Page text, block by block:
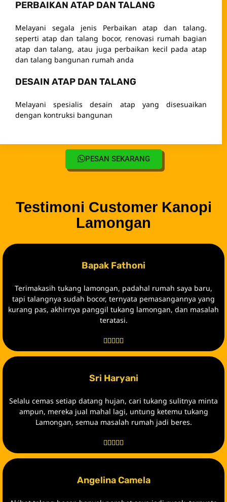
Testimoni Customer Kanopi
Lamongan
Terimakasih tukang lamongan, padahal rumah saya baru,
teratasi.

Sri Haryani
Selalu cemas setiap datang hujan, cari tukang sulitnya minta
ampun, mereka jual mahal lagi, untung ketemu tukang
Angelina Camela
desain talang rumah saya yang kurang sesuai dengan model
atapnya, untung tukang Lamongan sangat professional,
Thnks tukang Lamongan.
 
Kenapa Memilih Jasa Tukang
Atap dan Talang Lamongan?